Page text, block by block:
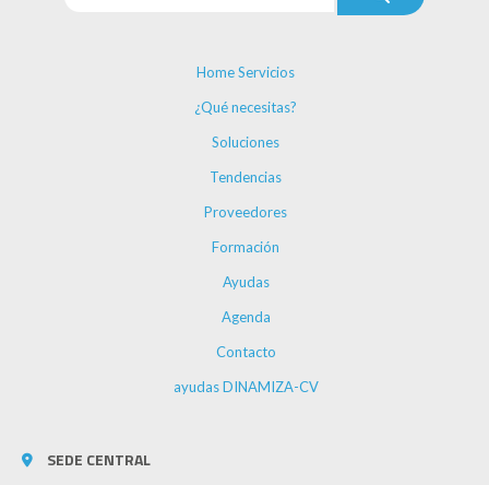
Home Servicios
¿Qué necesitas?
Soluciones
Tendencias
Proveedores
Formación
Ayudas
Agenda
Contacto
ayudas DINAMIZA-CV
SEDE CENTRAL